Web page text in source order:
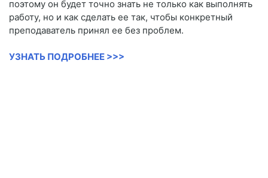
поэтому он будет точно знать не только как выполнять
работу, но и как сделать ее так, чтобы конкретный
преподаватель принял ее без проблем.
УЗНАТЬ ПОДРОБНЕЕ >>>